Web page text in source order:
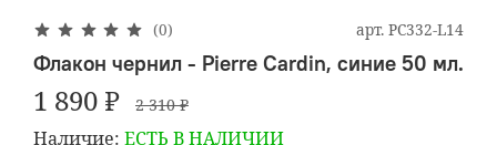
(0) арт. PC332-L14
Флакон чернил - Pierre Cardin, синие 50 мл.
1 890 ₽ 2 310 ₽
Наличие: ЕСТЬ В НАЛИЧИИ